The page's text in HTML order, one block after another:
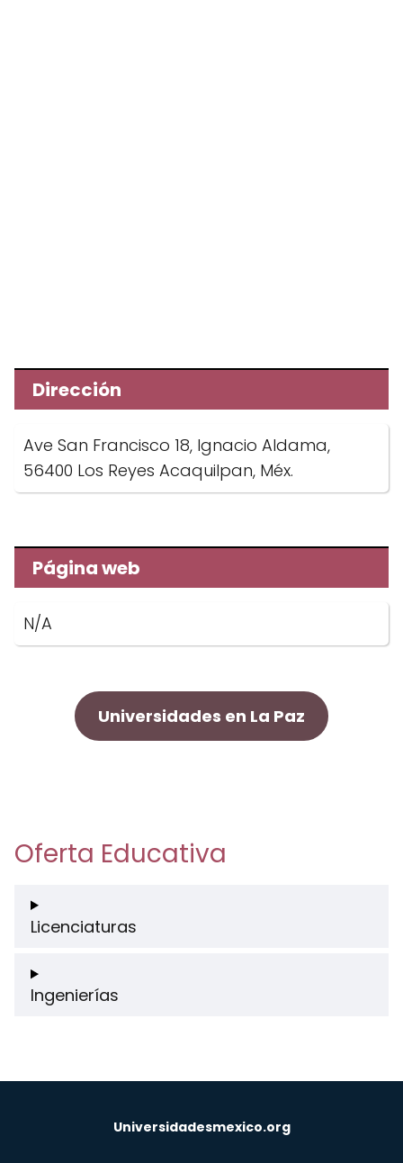
Dirección
Ave San Francisco 18, Ignacio Aldama,
56400 Los Reyes Acaquilpan, Méx.
Página web
N/A
Universidades en La Paz
Oferta Educativa
Licenciaturas
Ingenierías
Universidadesmexico.org